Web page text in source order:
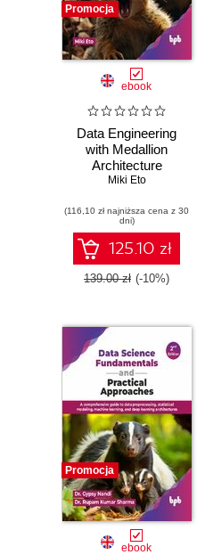
Promocja
ebook
Data Engineering
with Medallion
Architecture
Miki Eto
(116,10 zł najniższa cena z 30
dni)
125.10 zł
139.00 zł (-10%)
Promocja
ebook